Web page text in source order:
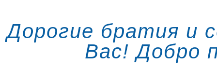
Дорогие братия и
Вас! Добро